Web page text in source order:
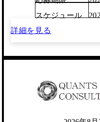
スケジュール
詳細を見る